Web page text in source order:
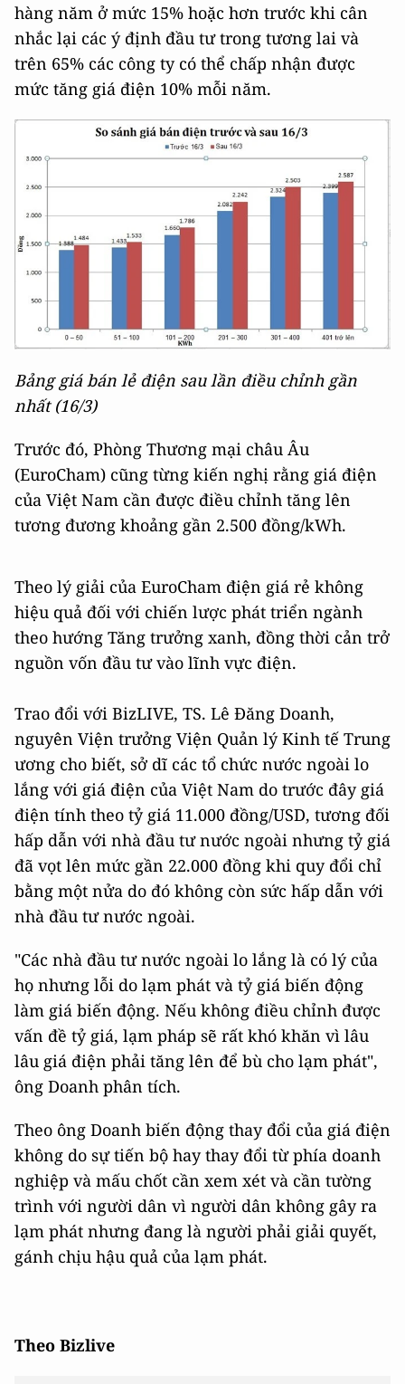
hàng năm ở mức 15% hoặc hơn trước khi cân
nhắc lại các ý định đầu tư trong tương lai và
trên 65% các công ty có thể chấp nhận được
mức tăng giá điện 10% mỗi năm.
Bảng giá bán lẻ điện sau lần điều chỉnh gần
nhất (16/3)
Trước đó, Phòng Thương mại châu Âu
(EuroCham) cũng từng kiến nghị rằng giá điện
của Việt Nam cần được điều chỉnh tăng lên
tương đương khoảng gần 2.500 đồng/kWh.
Theo lý giải của EuroCham điện giá rẻ không
hiệu quả đối với chiến lược phát triển ngành
theo hướng Tăng trưởng xanh, đồng thời cản trở
nguồn vốn đầu tư vào lĩnh vực điện.
Trao đổi với BizLIVE, TS. Lê Đăng Doanh,
nguyên Viện trưởng Viện Quản lý Kinh tế Trung
ương cho biết, sở dĩ các tổ chức nước ngoài lo
lắng với giá điện của Việt Nam do trước đây giá
điện tính theo tỷ giá 11.000 đồng/USD, tương đối
hấp dẫn với nhà đầu tư nước ngoài nhưng tỷ giá
đã vọt lên mức gần 22.000 đồng khi quy đổi chỉ
bằng một nửa do đó không còn sức hấp dẫn với
nhà đầu tư nước ngoài.
"Các nhà đầu tư nước ngoài lo lắng là có lý của
họ nhưng lỗi do lạm phát và tỷ giá biến động
làm giá biến động. Nếu không điều chỉnh được
vấn đề tỷ giá, lạm pháp sẽ rất khó khăn vì lâu
lâu giá điện phải tăng lên để bù cho lạm phát",
ông Doanh phân tích.
Theo ông Doanh biến động thay đổi của giá điện
không do sự tiến bộ hay thay đổi từ phía doanh
nghiệp và mấu chốt cần xem xét và cần tường
trình với người dân vì người dân không gây ra
lạm phát nhưng đang là người phải giải quyết,
gánh chịu hậu quả của lạm phát.
Theo Bizlive